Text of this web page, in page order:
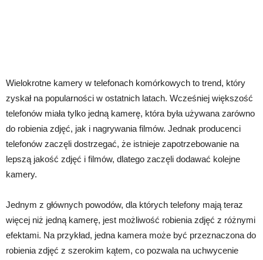
Wielokrotne kamery w telefonach komórkowych to trend, który
zyskał na popularności w ostatnich latach. Wcześniej większość
telefonów miała tylko jedną kamerę, która była używana zarówno
do robienia zdjęć, jak i nagrywania filmów. Jednak producenci
telefonów zaczęli dostrzegać, że istnieje zapotrzebowanie na
lepszą jakość zdjęć i filmów, dlatego zaczęli dodawać kolejne
kamery.
Jednym z głównych powodów, dla których telefony mają teraz
więcej niż jedną kamerę, jest możliwość robienia zdjęć z różnymi
efektami. Na przykład, jedna kamera może być przeznaczona do
robienia zdjęć z szerokim kątem, co pozwala na uchwycenie